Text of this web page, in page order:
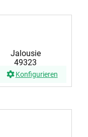
Jalousie
49323
Konfigurieren